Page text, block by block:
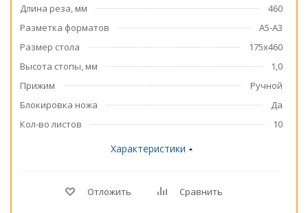
Длина реза, мм
460
Разметка форматов
А5-А3
Размер стола
175х460
Высота стопы, мм
1,0
Прижим
Ручной
Блокировка ножа
Да
Кол-во листов
10
Характеристики
Отложить Сравнить